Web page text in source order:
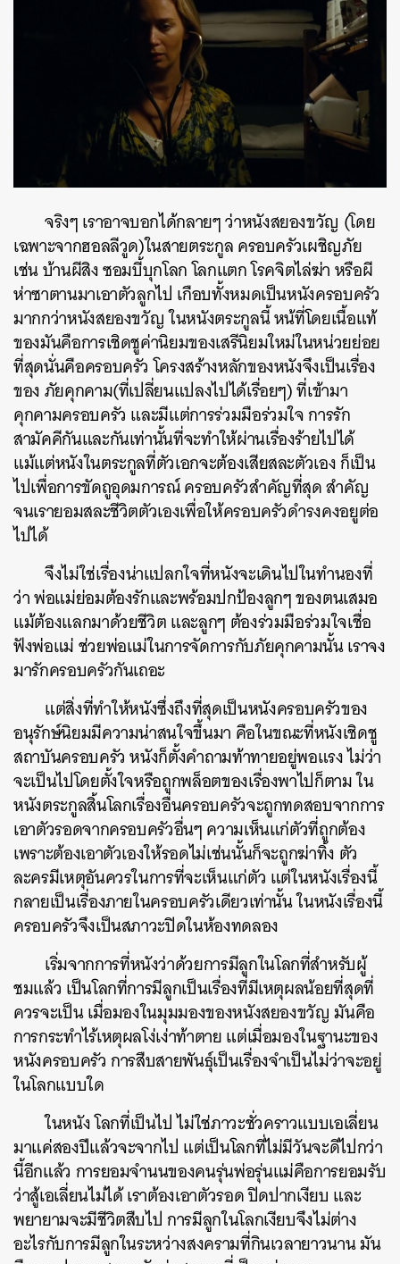
จริงๆ เราอาจบอกได้กลายๆ ว่าหนังสยองขวัญ (โดย
เฉพาะจากฮอลลีวูด)ในสายตระกูล ครอบครัวเผชิญภัย
เช่น บ้านผีสิง ซอมบี้บุกโลก โลกแตก โรคจิตไล่ฆ่า หรือผี
ห่าซาตานมาเอาตัวลูกไป เกือบทั้งหมดเป็นหนังครอบครัว
มากกว่าหนังสยองขวัญ ในหนังตระกูลนี้ หน้ที่โดยเนื้อแท้
ของมันคือการเชิดชูค่านิยมของเสรีนิยมใหม่ในหน่วยย่อย
ที่สุดนั่นคือครอบครัว โครงสร้างหลักของหนังจึงเป็นเรื่อง
ของ ภัยคุกคาม(ที่เปลี่ยนแปลงไปได้เรื่อยๆ) ที่เข้ามา
คุกคามครอบครัว และมีแต่การร่วมมือร่วมใจ การรัก
สามัคคีกันและกันเท่านั้นที่จะทำให้ผ่านเรื่องร้ายไปได้
แม้แต่หนังในตระกูลที่ตัวเอกจะต้องเสียสละตัวเอง ก็เป็น
ไปเพื่อการขัดถูอุดมการณ์ ครอบครัวสำคัญที่สุด สำคัญ
จนเรายอมสละชีวิตตัวเองเพื่อให้ครอบครัวดำรงคงอยูต่อ
ไปได้
จึงไม่ใช่เรื่องน่าแปลกใจที่หนังจะเดินไปในทำนองที่
ว่า พ่อแม่ย่อมต้องรักและพร้อมปกป้องลูกๆ ของตนเสมอ
แม้ต้องแลกมาด้วยชีวิต และลูกๆ ต้องร่วมมือร่วมใจเชื่อ
ฟังพ่อแม่ ช่วยพ่อแม่ในการจัดการกับภัยคุกคามนั้น เราจง
มารักครอบครัวกันเถอะ
แต่สิ่งที่ทำให้หนังซึ่งถึงที่สุดเป็นหนังครอบครัวของ
อนุรักษ์นิยมมีความน่าสนใจขึ้นมา คือในขณะที่หนังเชิดชู
สถาบันครอบครัว หนังก็ตั้งคำถามท้าทายอยู่พอแรง ไม่ว่า
จะเป็นไปโดยตั้งใจหรือถูกพล็อตของเรื่องพาไปก็ตาม ใน
หนังตระกูลสิ้นโลกเรื่องอื่นครอบครัวจะถูกทดสอบจากการ
เอาตัวรอดจากครอบครัวอื่นๆ ความเห็นแก่ตัวที่ถูกต้อง
เพราะต้องเอาตัวเองให้รอดไม่เช่นนั้นก็จะถูกฆ่าทิ้ง ตัว
ละครมีเหตุอันควรในการที่จะเห็นแก่ตัว แต่ในหนังเรื่องนี้
กลายเป็นเรื่องภายในครอบครัวเดียวเท่านั้น ในหนังเรื่องนี้
ครอบครัวจึงเป็นสภาวะปิดในห้องทดลอง
เริ่มจากการที่หนังว่าด้วยการมีลูกในโลกที่สำหรับผู้
ชมแล้ว เป็นโลกที่การมีลูกเป็นเรื่องที่มีเหตุผลน้อยที่สุดที่
ควรจะเป็น เมื่อมองในมุมมองของหนังสยองขวัญ มันคือ
การกระทำไร้เหตุผลโง่เง่าท้าตาย แต่เมื่อมองในฐานะของ
หนังครอบครัว การสืบสายพันธุ์เป็นเรื่องจำเป็นไม่ว่าจะอยู่
ในโลกแบบใด
ในหนัง โลกที่เป็นไป ไม่ใช่ภาวะชั่วคราวแบบเอเลี่ยน
มาแค่สองปีแล้วจะจากไป แต่เป็นโลกที่ไม่มีวันจะดีไปกว่า
นี้อีกแล้ว การยอมจำนนของคนรุ่นพ่อรุ่นแม่คือการยอมรับ
ว่าสู้เอเลี่ยนไม่ได้ เราต้องเอาตัวรอด ปิดปากเงียบ และ
พยายามจะมีชีวิตสืบไป การมีลูกในโลกเงียบจึงไม่ต่าง
อะไรกับการมีลูกในระหว่างสงครามที่กินเวลายาวนาน มัน